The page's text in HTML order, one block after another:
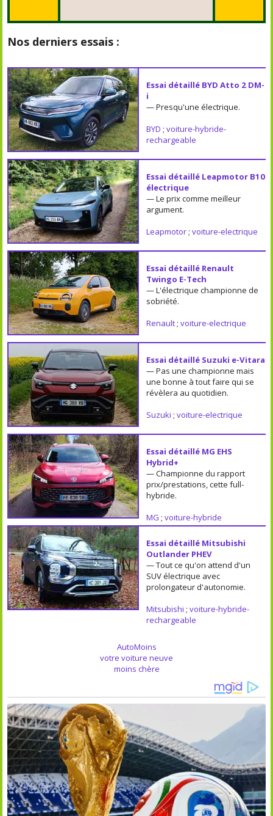
Nos derniers essais :
Essai détaillé BYD Atto 2 DM-
i
— Presqu'une électrique.
BYD ; voiture-hybride-
rechargeable
Essai détaillé Leapmotor B10
électrique
— Le prix comme meilleur
argument.
Leapmotor; voiture-electrique
Essai détaillé Renault
Twingo E-Tech
— L'électrique championne de
sobriété.
Renault; voiture-electrique
Essai détaillé Suzuki e-Vitara
— Pas une championne mais
une bonne à tout faire qui se
révèlera au quotidien.
Suzuki ; voiture-electrique
Essai détaillé MG EHS
Hybrid+
— Championne du rapport
prix/prestations, cette full-
hybride.
MG ; voiture-hybride
Essai détaillé Mitsubishi
Outlander PHEV
— Tout ce qu'on attend d'un
SUV électrique avec
prolongateur d'autonomie.
Mitsubishi ; voiture-hybride-
rechargeable
AutoMoins
votre voiture neuve
moins chère